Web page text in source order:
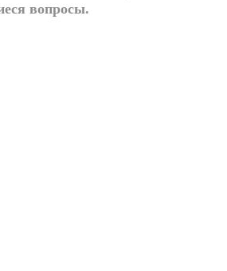
вопросы.